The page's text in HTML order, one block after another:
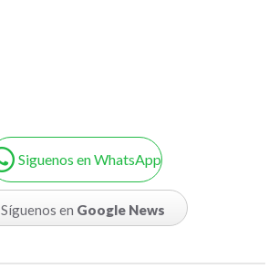
Siguenos en WhatsApp
Síguenos en Google News